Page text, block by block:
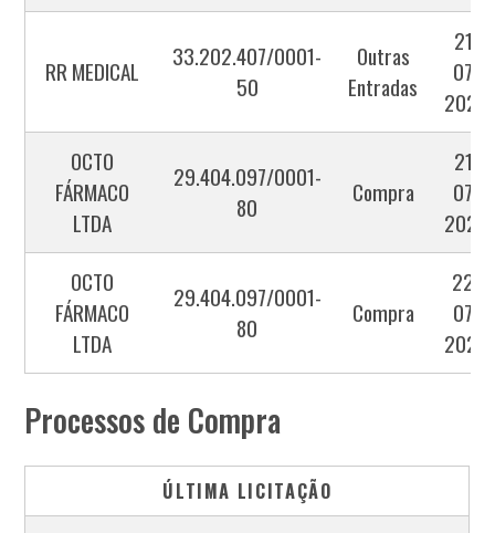
RR MEDICAL
33.202.407/0001-
50
Outras
Entradas
21-
07-
2026
OCTO
FÁRMACO
LTDA
29.404.097/0001-
80
Compra
21-
07-
2026
OCTO
FÁRMACO
LTDA
29.404.097/0001-
80
Compra
22-
07-
2026
Processos de Compra
ÚLTIMA LICITAÇÃO